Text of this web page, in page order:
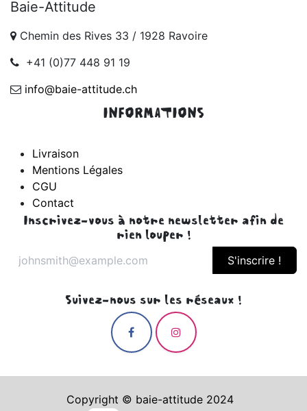
Baie-Attitude
Chemin des Rives 33 / 1928 Ravoire
+41 (0)77 448 91 19
info@baie-attitude.ch
INFORMATIONS
Livraison
Mentions Légales
CGU
Contact
Inscrivez-vous à notre newsletter afin de
rien louper !
S'inscrire !
Suivez-nous sur les réseaux !
Copyright © baie-attitude 2024